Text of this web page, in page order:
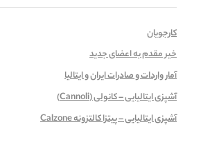
کارجویان
خیر مقدم به اعضای جدید
آمار واردات و صادرات ایران و ایتالیا
آشپزی ایتالیایی – کانولی (Cannoli)
آشپزی ایتالیایی – پیتزا کالتزونه Calzone